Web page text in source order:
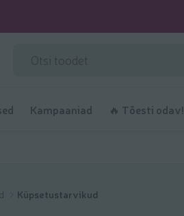
Kampaaniad 🔥 Tõesti odav!
Küpsetustarvikud